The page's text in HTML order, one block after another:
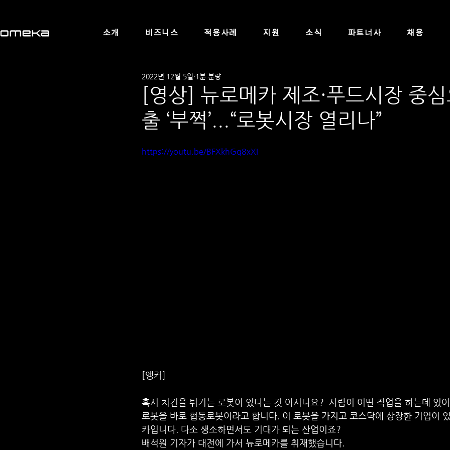
소개 비즈니스 적용사례 지원 소식 파트너사 채용
[영상] 뉴로메카 제조·푸드시장 중심
출 ‘부쩍’...“로봇시장 열리나”
2022년 12월 5일 1분 분량
https://youtu.be/BFXkhGq8xXI
[앵커]
혹시 치킨을 튀기는 로봇이 있다는 것 아시나요?  사람이 어떤 작업을 하는데 있
로봇을 바로 협동로봇이라고 합니다. 이 로봇을 가지고 코스닥에 상장한 기업이
카입니다. 다소 생소하면서도 기대가 되는 산업이죠?
배석원 기자가 대전에 가서 뉴로메카를 취재했습니다.